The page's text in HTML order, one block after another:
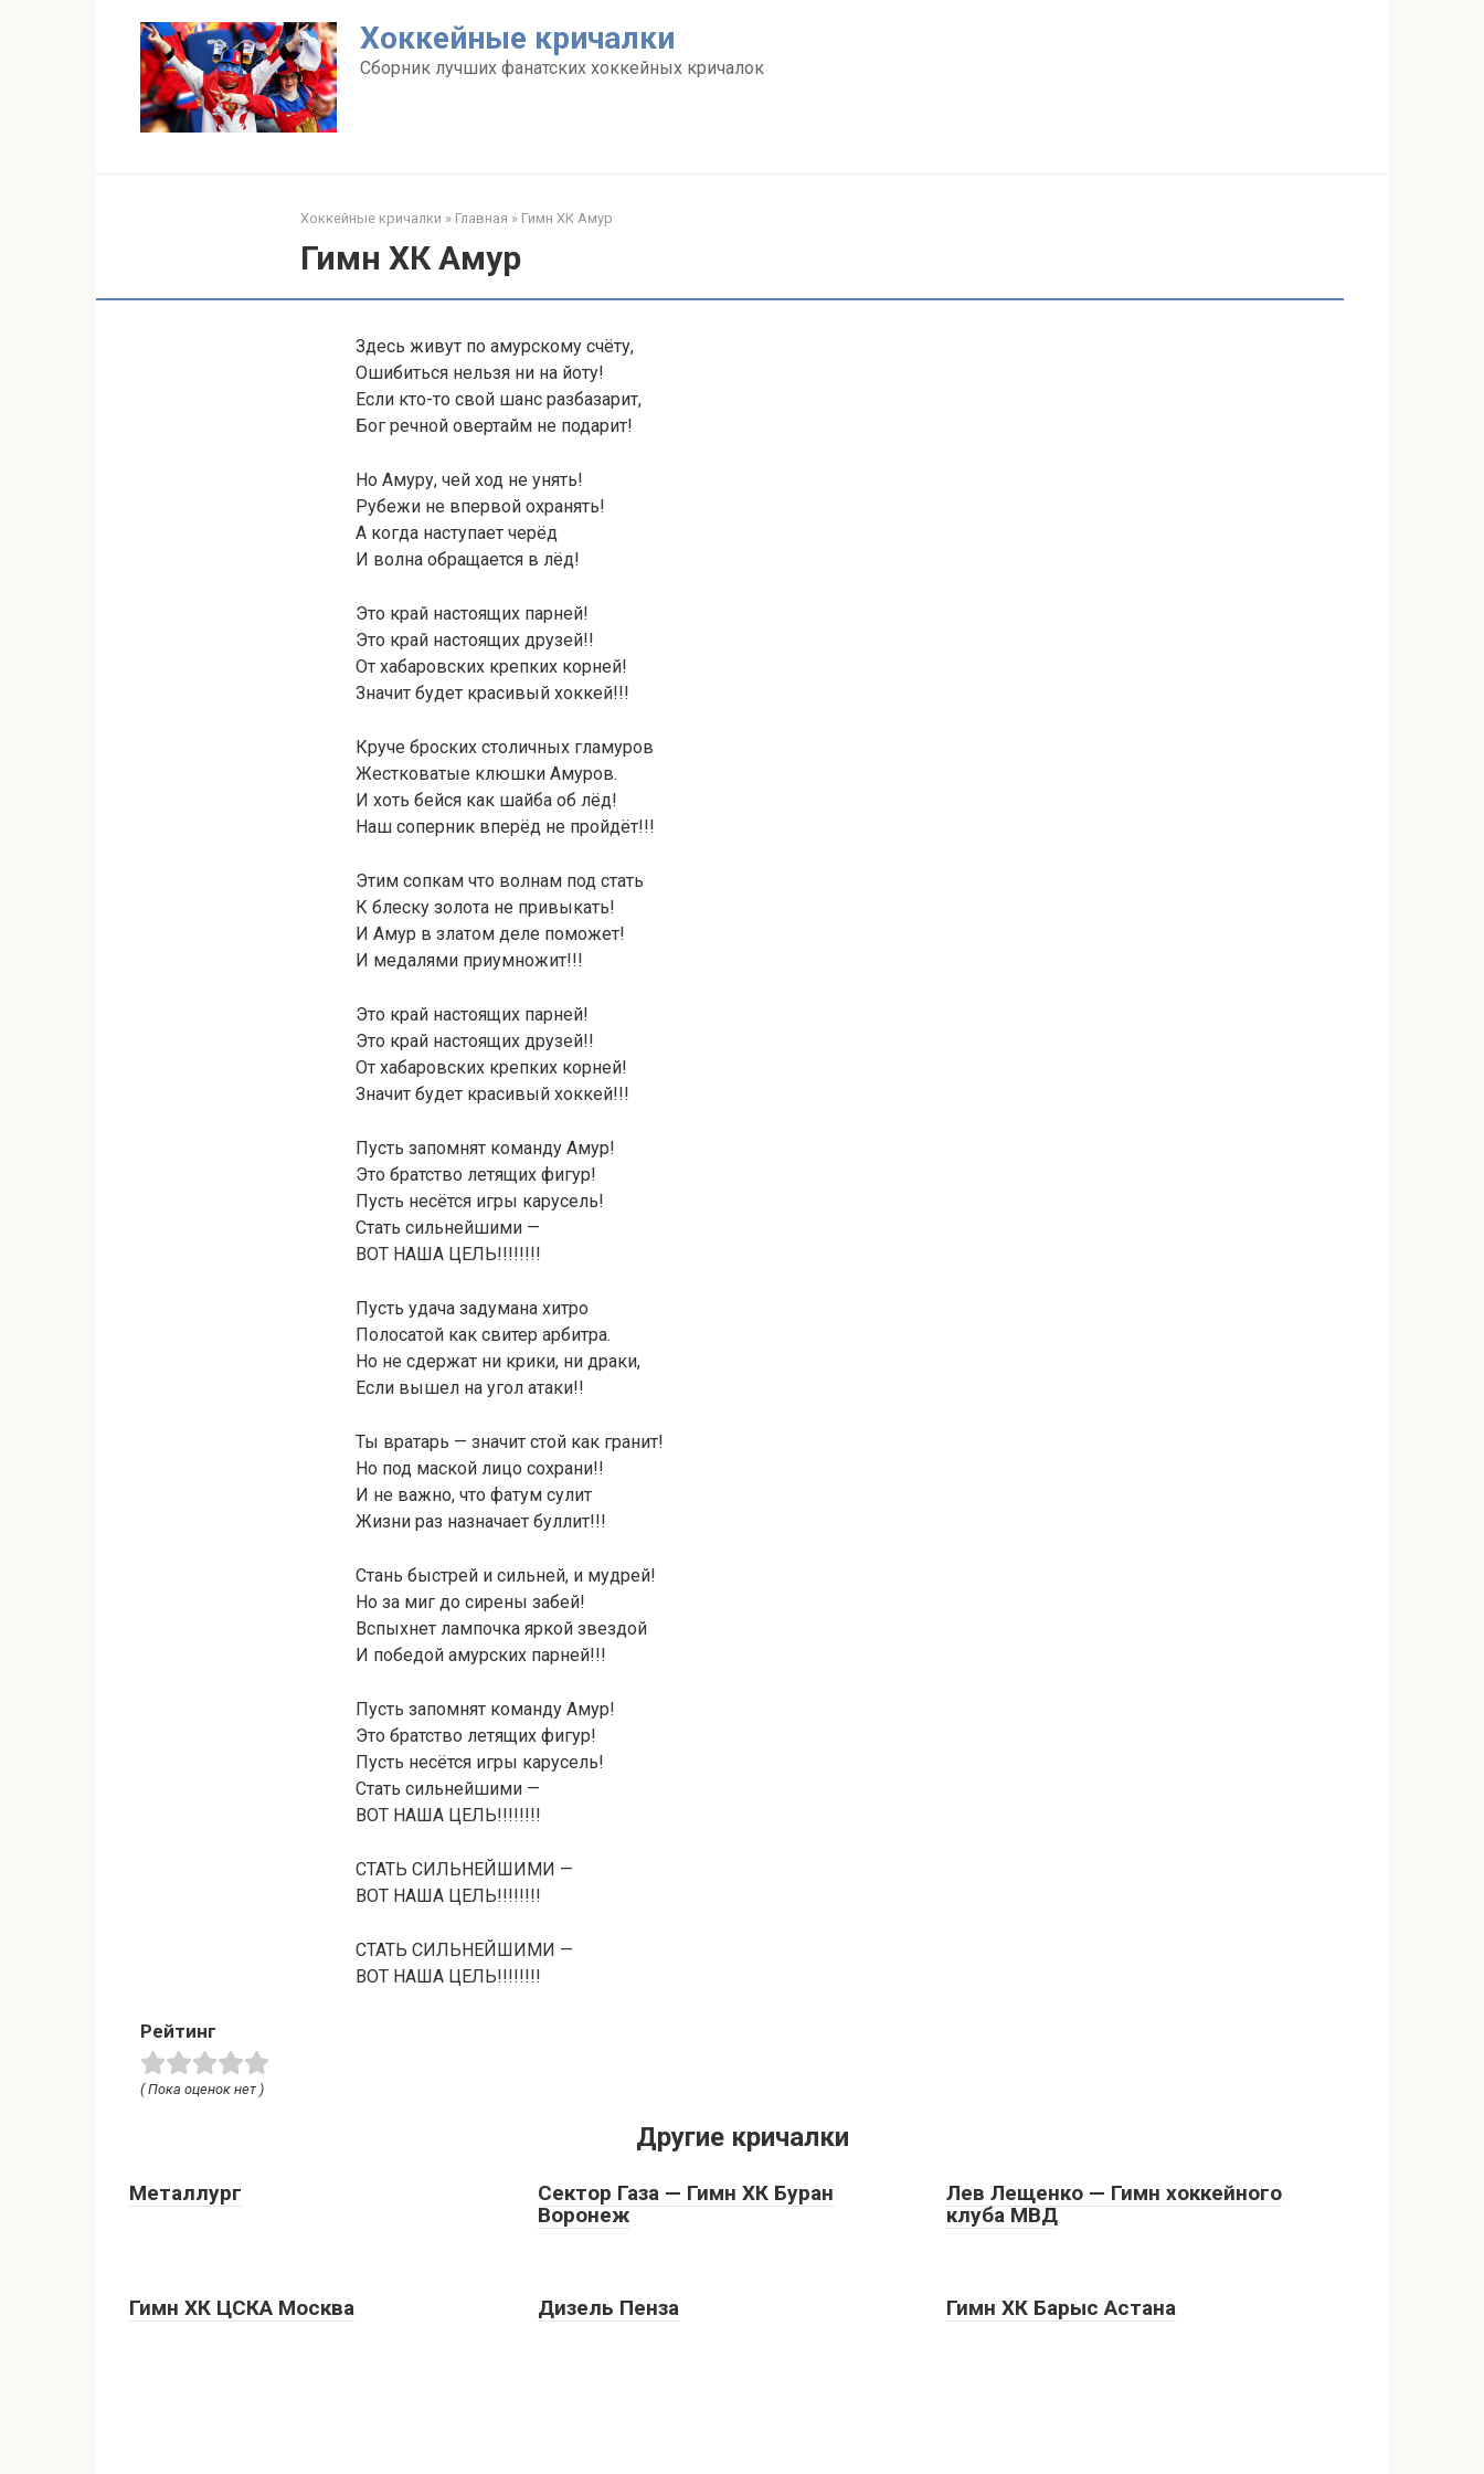
Хоккейные кричалки
Сборник лучших фанатских хоккейных кричалок
Хоккейные кричалки » Главная » Гимн ХК Амур
Гимн ХК Амур
Здесь живут по амурскому счёту,
Ошибиться нельзя ни на йоту!
Если кто-то свой шанс разбазарит,
Бог речной овертайм не подарит!
Но Амуру, чей ход не унять!
Рубежи не впервой охранять!
А когда наступает черёд
И волна обращается в лёд!
Это край настоящих парней!
Это край настоящих друзей!!
От хабаровских крепких корней!
Значит будет красивый хоккей!!!
Круче броских столичных гламуров
Жестковатые клюшки Амуров.
И хоть бейся как шайба об лёд!
Наш соперник вперёд не пройдёт!!!
Этим сопкам что волнам под стать
К блеску золота не привыкать!
И Амур в златом деле поможет!
И медалями приумножит!!!
Это край настоящих парней!
Это край настоящих друзей!!
От хабаровских крепких корней!
Значит будет красивый хоккей!!!
Пусть запомнят команду Амур!
Это братство летящих фигур!
Пусть несётся игры карусель!
Стать сильнейшими —
ВОТ НАША ЦЕЛЬ!!!!!!!!
Пусть удача задумана хитро
Полосатой как свитер арбитра.
Но не сдержат ни крики, ни драки,
Если вышел на угол атаки!!
Ты вратарь — значит стой как гранит!
Но под маской лицо сохрани!!
И не важно, что фатум сулит
Жизни раз назначает буллит!!!
Стань быстрей и сильней, и мудрей!
Но за миг до сирены забей!
Вспыхнет лампочка яркой звездой
И победой амурских парней!!!
Пусть запомнят команду Амур!
Это братство летящих фигур!
Пусть несётся игры карусель!
Стать сильнейшими —
ВОТ НАША ЦЕЛЬ!!!!!!!!
СТАТЬ СИЛЬНЕЙШИМИ —
ВОТ НАША ЦЕЛЬ!!!!!!!!
СТАТЬ СИЛЬНЕЙШИМИ —
ВОТ НАША ЦЕЛЬ!!!!!!!!
Рейтинг
( Пока оценок нет )
Другие кричалки
Металлург
Сектор Газа — Гимн ХК Буран
Воронеж
Лев Лещенко — Гимн хоккейного
клуба МВД
Гимн ХК ЦСКА Москва Дизель Пенза Гимн ХК Барыс Астана